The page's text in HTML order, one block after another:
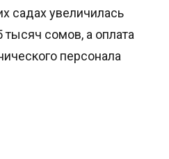
садах увеличилась
тысяч сомов, а оплата
персонала